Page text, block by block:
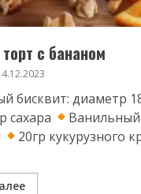
с бананом
бисквит: диаметр
сахара
Ванильный
20гр кукурузного